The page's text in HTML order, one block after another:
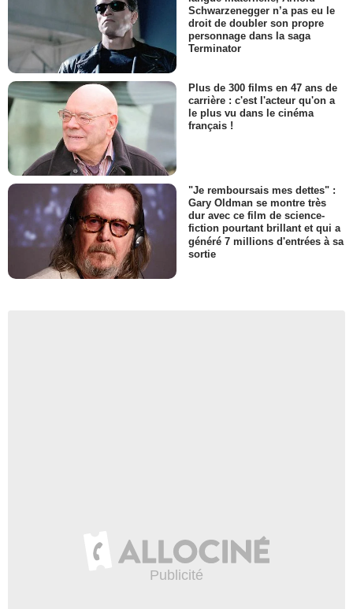
Schwarzenegger n’a pas eu le
droit de doubler son propre
personnage dans la saga
Terminator
Plus de 300 films en 47 ans de
carrière : c'est l'acteur qu'on a
le plus vu dans le cinéma
français !
"Je remboursais mes dettes" :
Gary Oldman se montre très
dur avec ce film de science-
fiction pourtant brillant et qui a
généré 7 millions d'entrées à sa
sortie